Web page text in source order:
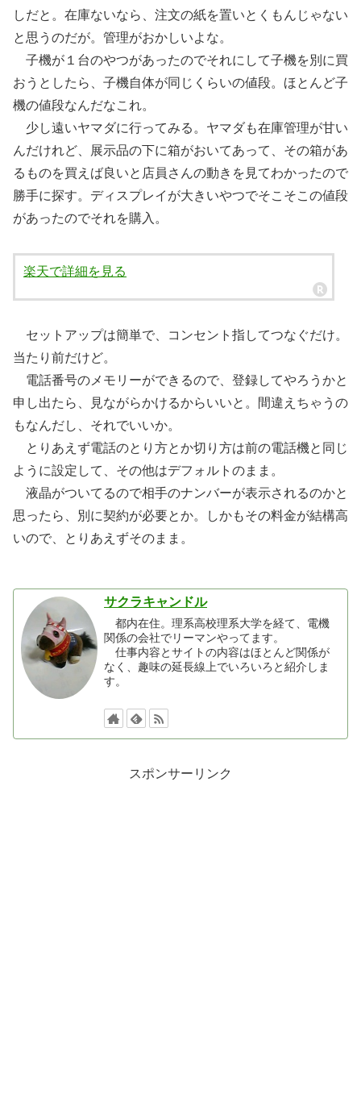
しだと。在庫ないなら、注文の紙を置いとくもんじゃない
と思うのだが。管理がおかしいよな。
子機が１台のやつがあったのでそれにして子機を別に買
おうとしたら、子機自体が同じくらいの値段。ほとんど子
機の値段なんだなこれ。
少し遠いヤマダに行ってみる。ヤマダも在庫管理が甘い
んだけれど、展示品の下に箱がおいてあって、その箱があ
るものを買えば良いと店員さんの動きを見てわかったので
勝手に探す。ディスプレイが大きいやつでそこそこの値段
があったのでそれを購入。
楽天で詳細を見る
セットアップは簡単で、コンセント指してつなぐだけ。
当たり前だけど。
電話番号のメモリーができるので、登録してやろうかと
申し出たら、見ながらかけるからいいと。間違えちゃうの
もなんだし、それでいいか。
とりあえず電話のとり方とか切り方は前の電話機と同じ
ように設定して、その他はデフォルトのまま。
液晶がついてるので相手のナンバーが表示されるのかと
思ったら、別に契約が必要とか。しかもその料金が結構高
いので、とりあえずそのまま。
サクラキャンドル
都内在住。理系高校理系大学を経て、電機
関係の会社でリーマンやってます。
仕事内容とサイトの内容はほとんど関係が
なく、趣味の延長線上でいろいろと紹介しま
す。
スポンサーリンク